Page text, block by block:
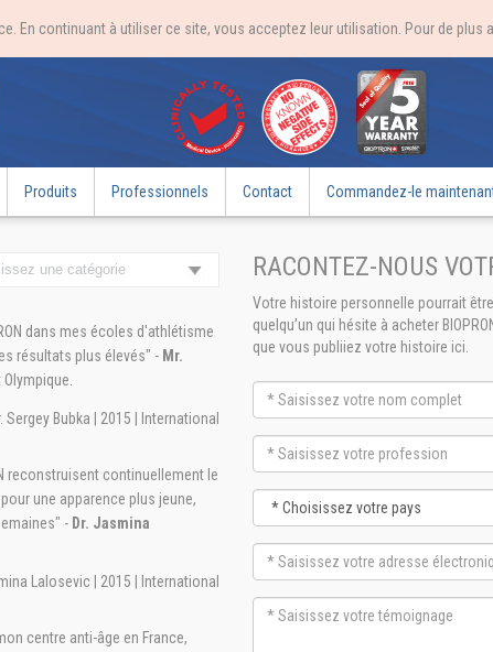
En continuant à utiliser ce site, vous acceptez leur utilisation. Pour de plus
Produits Professionnels Contact Commandez-le
dans mes écoles d'athlétisme
résultats plus élevés" - Mr.
Sergey Bubka | 2015 | International
reconstruisent continuellement le
une apparence plus jeune,
- Dr. Jasmina
Lalosevic | 2015 | International
centre anti-âge en France,
RACONTEZ-NOUS
Votre histoire personnelle pourrait
quelqu’un qui hésite à acheter
que vous publiiez votre histoire ici.